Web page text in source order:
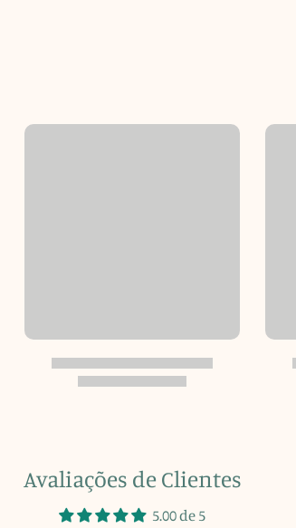
Avaliações de Clientes
5.00 de 5